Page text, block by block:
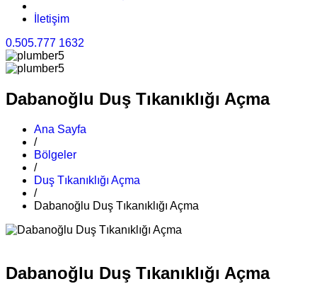
İletişim
0.505.777 1632
Dabanoğlu Duş Tıkanıklığı Açma
Ana Sayfa
/
Bölgeler
/
Duş Tıkanıklığı Açma
/
Dabanoğlu Duş Tıkanıklığı Açma
Dabanoğlu Duş Tıkanıklığı Açma